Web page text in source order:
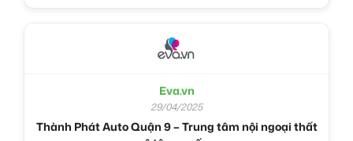
Eva.vn
29/04/2025
Thành Phát Auto Quận 9 – Trung tâm nội ngoại thất